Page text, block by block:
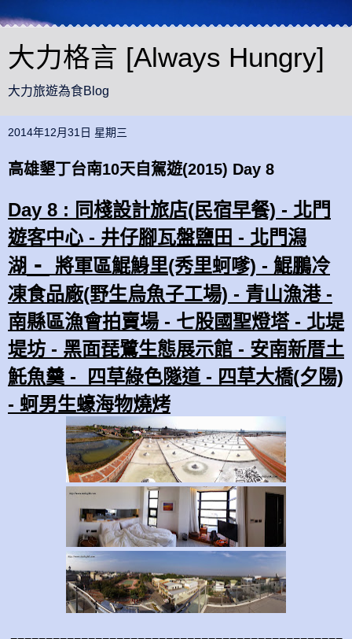
大力格言 [Always Hungry]
大力旅遊為食Blog
2014年12月31日 星期三
高雄墾丁台南10天自駕遊(2015) Day 8
Day 8 : 同棧設計旅店(民宿早餐) - 北門
遊客中心 - 井仔腳瓦盤鹽田 - 北門潟
湖 -
將軍區鯤鯓里(秀里蚵嗲) - 鯤鵬冷
凍食品廠(野生烏魚子工場) - 青山漁港 -
南縣區漁會拍賣場 - 七股國聖燈塔 - 北堤
堤坊 - 黑面琵鷺生態展示館 - 安南新厝土
魠魚羹 - 四草綠色隧道 - 四草大橋(夕陽)
- 蚵男生蠔海物燒烤